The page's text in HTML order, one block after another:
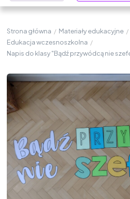
Strona główna / Materiały edukacyjne /
Edukacja wczesnoszkolna /
Napis do klasy "Bądź przywódcą nie